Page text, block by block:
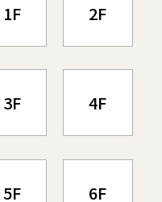
1F 2F
3F 4F
5F 6F